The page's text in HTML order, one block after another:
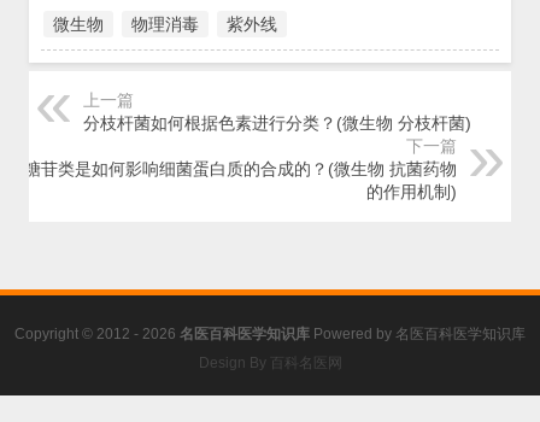
微生物 物理消毒 紫外线
上一篇
分枝杆菌如何根据色素进行分类？(微生物 分枝杆菌)
下一篇
基糖苷类是如何影响细菌蛋白质的合成的？(微生物 抗菌药物
的作用机制)
Copyright © 2012 - 2026 名医百科医学知识库 Powered by 名医百科医学知识库
Design By 百科名医网